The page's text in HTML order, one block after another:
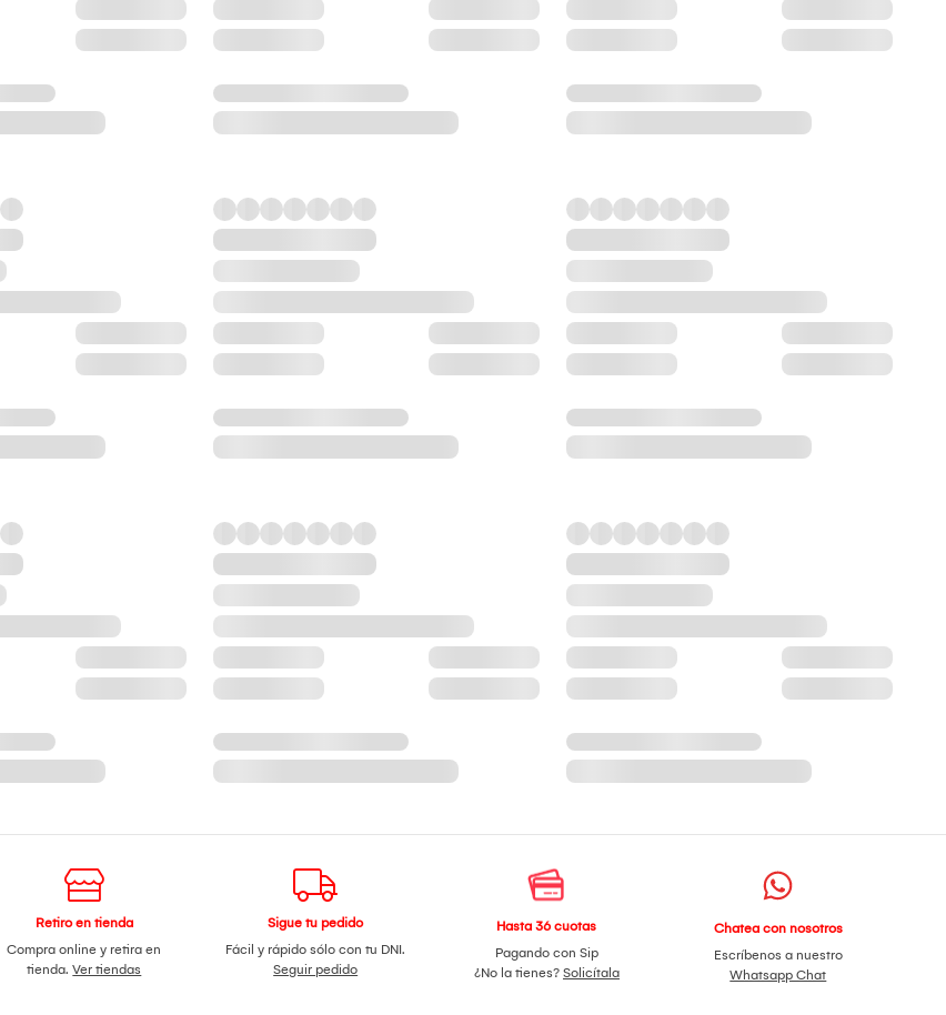
Retiro en tienda
Compra online y retira en
tienda.Ver tiendas
Sigue tu pedido
Fácil y rápido sólo con tu DNI.
Seguir pedido
Hasta 36 cuotas
Pagando con Sip
¿No la tienes? Solicítala
Chatea con nosotros
Escríbenos a nuestro
Whatsapp Chat